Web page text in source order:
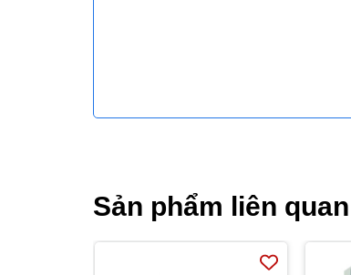
Quy cách
Sản phẩm liên quan